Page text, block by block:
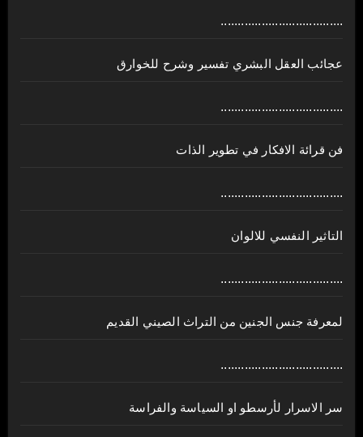
....................................
عجائب العقل البشري تفسير وشرح للخوارق
....................................
فن قرائة الافكار في تطوير الذات
....................................
التاثير النفسي للالوان
....................................
لمعرفة جنس الجنين من التراث الصيني القديم
....................................
سر الاسرار لأرسطو او السياسة والفراسة